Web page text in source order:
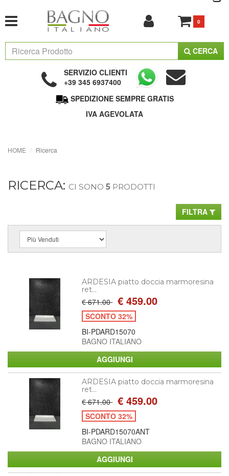
0
CERCA
SERVIZIO CLIENTI
+39 345 6937400
SPEDIZIONE SEMPRE GRATIS
IVA AGEVOLATA
HOME Ricerca
RICERCA: CI SONO 5 PRODOTTI
FILTRA
ARDESIA piatto doccia marmoresina
ret...
€ 671.00 € 459.00
SCONTO 32%
BI-PDARD15070
BAGNO ITALIANO
ARDESIA piatto doccia marmoresina
ret...
€ 671.00 € 459.00
SCONTO 32%
BI-PDARD15070ANT
BAGNO ITALIANO